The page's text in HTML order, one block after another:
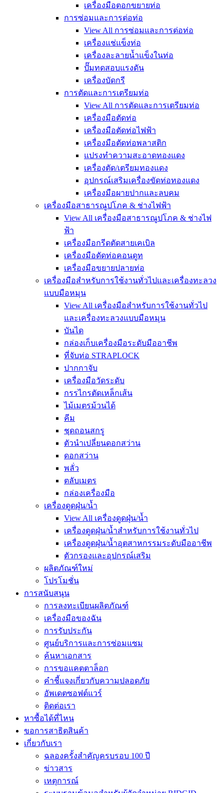
เครื่องมือตอกขยายท่อ
การซ่อมและการต่อท่อ
View All การซ่อมและการต่อท่อ
เครื่องแช่แข็งท่อ
เครื่องละลายน้ำแข็งในท่อ
ปั๊มทดสอบแรงดัน
เครื่องบัดกรี
การตัดและการเตรียมท่อ
View All การตัดและการเตรียมท่อ
เครื่องมือตัดท่อ
เครื่องมือตัดท่อไฟฟ้า
เครื่องมือตัดท่อพลาสติก
แปรงทำความสะอาดทองแดง
เครื่องตัด/เตรียมทองแดง
อุปกรณ์เสริมเครื่องขัดท่อทองแดง
เครื่องมือผายปากและลบคม
เครื่องมือสาธารณูปโภค & ช่างไฟฟ้า
View All เครื่องมือสาธารณูปโภค & ช่างไฟ
ฟ้า
เครื่องมือกรีดตัดสายเคเบิล
เครื่องมือดัดท่อคอนดูท
เครื่องมือขยายปลายท่อ
เครื่องมือสำหรับการใช้งานทั่วไปและเครื่องทะลวง
แบบมือหมุน
View All เครื่องมือสำหรับการใช้งานทั่วไป
และเครื่องทะลวงแบบมือหมุน
บันได
กล่องเก็บเครื่องมือระดับมืออาชีพ
ที่จับท่อ STRAPLOCK
ปากกาจับ
เครื่องมือวัดระดับ
กรรไกรตัดเหล็กเส้น
ไม้เมตรม้วนได้
คีม
ชุดถอนสกรู
ตัวนำเปลี่ยนดอกสว่าน
ดอกสว่าน
พลั่ว
ตลับเมตร
กล่องเครื่องมือ
เครื่องดูดฝุ่น/น้ำ
View All เครื่องดูดฝุ่น/น้ำ
เครื่องดูดฝุ่น/น้ำสำหรับการใช้งานทั่วไป
เครื่องดูดฝุ่น/น้ำอุตสาหกรรมระดับมืออาชีพ
ตัวกรองและอุปกรณ์เสริม
ผลิตภัณฑ์ใหม่
โปรโมชั่น
การสนับสนุน
การลงทะเบียนผลิตภัณฑ์
เครื่องมือของฉัน
การรับประกัน
ศูนย์บริการและการซ่อมแซม
ค้นหาเอกสาร
การขอแคตตาล็อก
คำชี้แจงเกี่ยวกับความปลอดภัย
อัพเดตซอฟต์แวร์
ติดต่อเรา
หาซื้อได้ที่ไหน
ขอการสาธิตสินค้า
เกี่ยวกับเรา
ฉลองครั้งสำคัญครบรอบ 100 ปี
ข่าวสาร
เหตุการณ์